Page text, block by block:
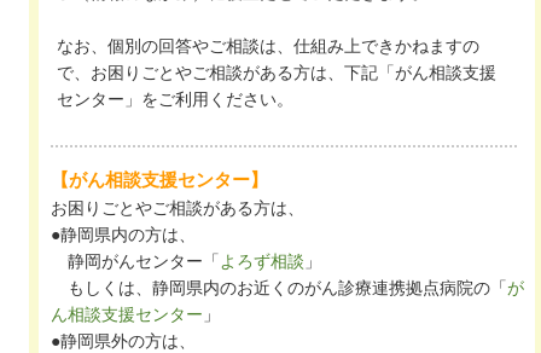
なお、個別の回答やご相談は、仕組み上できかねますの
で、お困りごとやご相談がある方は、下記「がん相談支援
センター」をご利用ください。
【がん相談支援センター】
お困りごとやご相談がある方は、
●静岡県内の方は、
静岡がんセンター「 よろず相談 」
もしくは、静岡県内のお近くのがん診療連携拠点病院の「が
ん相談支援センター 」
●静岡県外の方は、